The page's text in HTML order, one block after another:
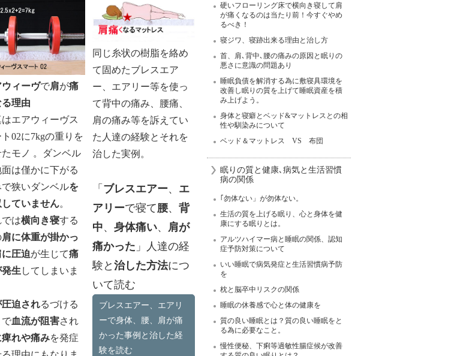
ウィーヴで肩が痛
る理由
エアウィーヴス
02に7kgの重りを
たモノ 。ダンベル
は僅かに下がる
狭いダンベルを
していません。
では横向き寝する
肩に体重が掛かっ
圧迫が生じて痛
生 してしまいま
圧迫されるづける
で血流が阻害され
痺れや痛みを発症
同じ糸状の樹脂を絡め
て固めたブレスエア
ー、エアリー等を使っ
て背中の痛み、腰痛、
肩の痛み等を訴えてい
た人達の経験とそれを
治した実例。
「 ブレスエアー、 エ
アリーで寝て腰、背
中、身体痛い、 肩が
痛かった 」人達の経
験と治した方法につ
いて読む
ブレスエアー、エアリ
ーで身体、腰、肩が痛
かった事例と治した経
験を読む
硬いフローリング床で横向き寝して肩
が痛くなるのは当たり前！今すぐやめ
るべき！
寝ジワ、寝跡出来る理由と治し方
首、肩､背中､腰の痛みの原因と眠りの
悪さに意識の問題あり
睡眠負債を解消する為に敷寝具環境を
改善し眠りの質を上げて睡眠資産を積
み上げよう。
身体と寝癖とベッド&マットレスとの相
性や馴染みについて
ベッド＆マットレス VS 布団
眠りの質と健康､病気と生活習慣
病の関係
｢勿体ない」が勿体ない。
生活の質を上げる眠り、心と身体を健
康にする眠りとは。
アルツハイマー病と睡眠の関係、認知
症予防対策について
いい睡眠で病気発症と生活習慣病予防
を
枕と脳卒中リスクの関係
睡眠の休養感で心と体の健康を
質の良い睡眠とは？質の良い睡眠をと
る為に必要なこと。
慢性便秘、下痢等過敏性腸症候が改善